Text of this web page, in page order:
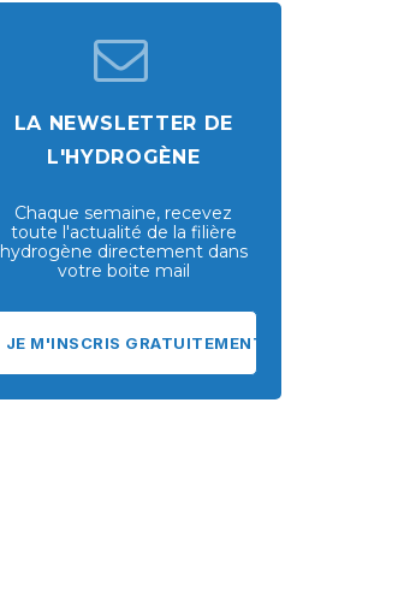
LA NEWSLETTER DE
L'HYDROGÈNE
Chaque semaine, recevez
toute l'actualité de la filière
hydrogène directement dans
votre boite mail
JE M'INSCRIS GRATUITEMENT